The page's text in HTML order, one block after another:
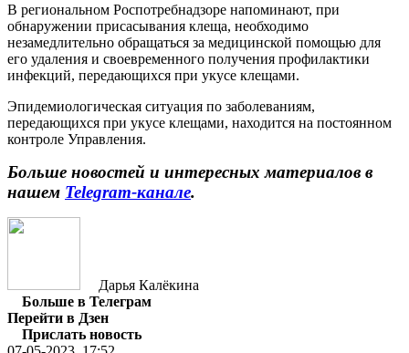
В региональном Роспотребнадзоре напоминают, при
обнаружении присасывания клеща, необходимо
незамедлительно обращаться за медицинской помощью для
его удаления и своевременного получения профилактики
инфекций, передающихся при укусе клещами.
Эпидемиологическая ситуация по заболеваниям,
передающихся при укусе клещами, находится на постоянном
контроле Управления.
Больше новостей и интересных материалов в
нашем Telegram-канале.
Дарья Калёкина
Больше в Телеграм
Перейти в Дзен
Прислать новость